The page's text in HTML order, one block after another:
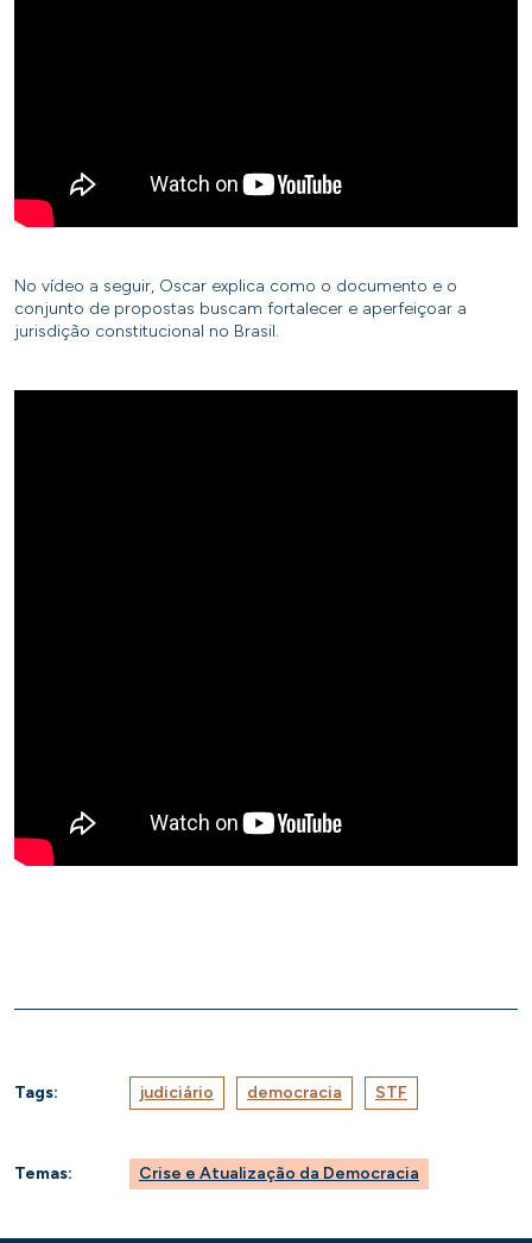
No vídeo a seguir, Oscar explica como o documento e o
conjunto de propostas buscam fortalecer e aperfeiçoar a
jurisdição constitucional no Brasil.
Tags: judiciário democracia STF
Temas: Crise e Atualização da Democracia